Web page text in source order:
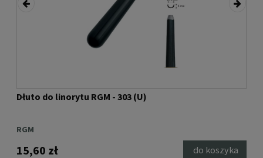
Dłuto do linorytu RGM - 303 (U)
RGM
15,60 zł do koszyka